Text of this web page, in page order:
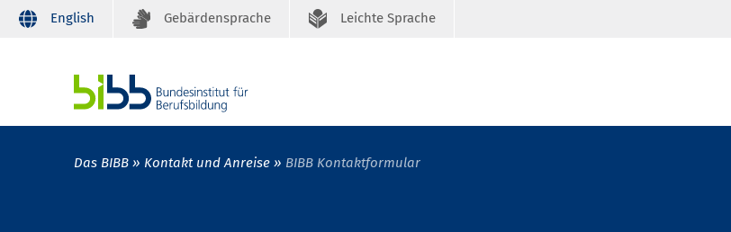
English Gebärdensprache Leichte Sprache
Das BIBB Kontakt und Anreise BIBB Kontaktformular